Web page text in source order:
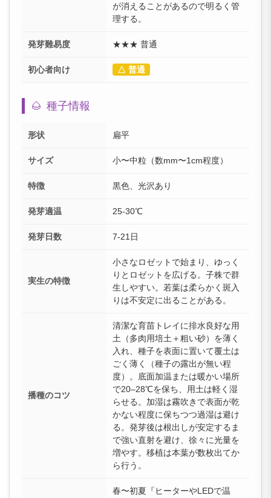
が消えることがあるので明るく管
理する。
発芽難易度 ★★★ 普通
初心者向け △ 普通
🌰 種子情報
形状 扁平
サイズ 小〜中粒（数mm〜1cm程度）
特徴 黒色、光沢あり
発芽適温 25-30℃
発芽日数 7-21日
実生の特徴
小さなロゼットで始まり、ゆっく
りとロゼットを広げる。子株で群
生しやすい。若葉は柔らかく斑入
りは不安定に出ることがある。
播種のコツ
清潔な育苗トレイに排水良好な用
土（多肉用培土＋粗い砂）を薄く
入れ、種子を表面に置いて覆土は
ごく薄く（種子の露出が無い程
度）。底面加温または暖かい場所
で20–28℃を保ち、用土は軽く湿
らせる。加湿は霧吹きで表面が乾
かない程度に保ちつつ過湿は避け
る。発芽後は根出しが安定するま
で強い直射を避け、徐々に光量を
増やす。移植は本葉が数枚出てか
ら行う。
春〜初夏『ヒーターやLEDで温